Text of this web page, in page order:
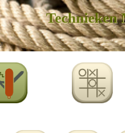
Technieken